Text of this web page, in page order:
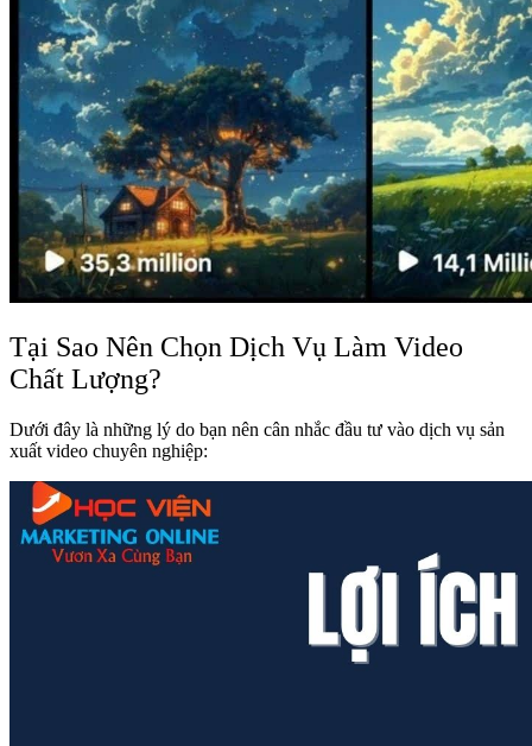
Tại Sao Nên Chọn Dịch Vụ Làm Video
Chất Lượng?
Dưới đây là những lý do bạn nên cân nhắc đầu tư vào dịch vụ sản
xuất video chuyên nghiệp: